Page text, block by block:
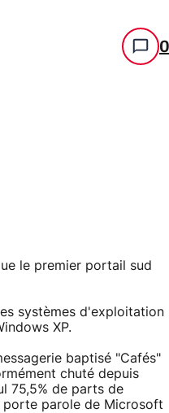
0
le premier portail sud
systèmes d'exploitation
XP.
baptisé "Cafés"
chuté depuis
75,5% de parts de
porte parole de Microsoft